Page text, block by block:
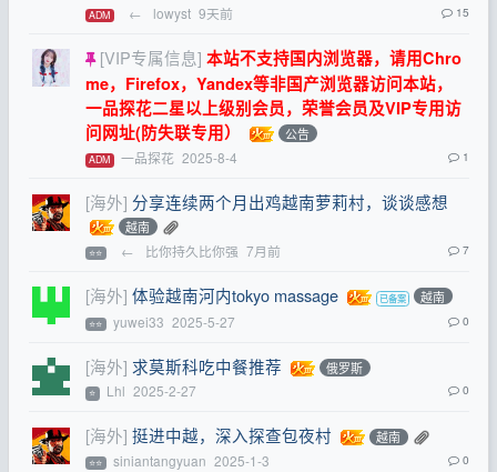
ADM ← lowyst 9天前 15
[VIP专属信息] 本站不支持国内浏览器，请用Chro
me，Firefox，Yandex等非国产浏览器访问本站，
一品探花二星以上级别会员，荣誉会员及VIP专用访
问网址(防失联专用）
公告
ADM 一品探花 2025-8-4 1
[海外] 分享连续两个月出鸡越南萝莉村，谈谈感想
越南
⭐⭐ ← 比你持久比你强 7月前 7
[海外] 体验越南河内tokyo massage 越南
⭐⭐ yuwei33 2025-5-27 0
[海外] 求莫斯科吃中餐推荐 俄罗斯
⭐ Lhl 2025-2-27 0
[海外] 挺进中越，深入探查包夜村 越南
⭐⭐ siniantangyuan 2025-1-3 0